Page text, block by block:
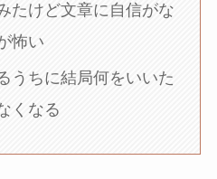
たけど文章に自信がな
怖い
うちに結局何をいいた
くなる